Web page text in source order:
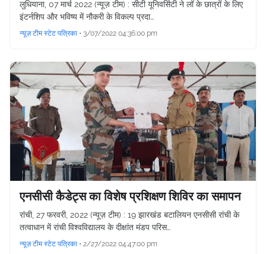
लुधियाना, 07 मार्च 2022 (न्यूज़ टीम) : सीटी यूनिवर्सिटी ने लॉ के छात्रों के लिए
इंटर्नशिप और भविष्य में नौकरी के विकल्प प्रदा…
न्यूज़ टीम स्टेट पत्रिका • 3/07/2022 04:36:00 pm
एनसीसी कैडेट्स का विशेष प्रशिक्षण शिविर का समापन
रांची, 27 फरवरी, 2022 (न्यूज़ टीम) : 19 झारखंड बटालियन एनसीसी रांची के
तत्वाधान में रांची विश्वविद्यालय के दीक्षांत मंडप परिस…
न्यूज़ टीम स्टेट पत्रिका • 2/27/2022 04:47:00 pm